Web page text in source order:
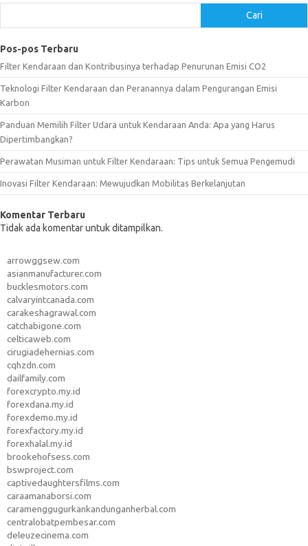
Cari
Pos-pos Terbaru
Filter Kendaraan dan Kontribusinya terhadap Penurunan Emisi CO2
Teknologi Filter Kendaraan dan Peranannya dalam Pengurangan Emisi
Karbon
Panduan Memilih Filter Udara untuk Kendaraan Anda: Apa yang Harus
Dipertimbangkan?
Perawatan Musiman untuk Filter Kendaraan: Tips untuk Semua Pengemudi
Inovasi Filter Kendaraan: Mewujudkan Mobilitas Berkelanjutan
Komentar Terbaru
Tidak ada komentar untuk ditampilkan.
arrowggsew.com
asianmanufacturer.com
bucklesmotors.com
calvaryintcanada.com
carakeshagrawal.com
catchabigone.com
celticaweb.com
cirugiadehernias.com
cqhzdn.com
dailfamily.com
forexcrypto.my.id
forexdana.my.id
forexdemo.my.id
forexfactory.my.id
forexhalal.my.id
brookehofsess.com
bswproject.com
captivedaughtersfilms.com
caraamanaborsi.com
caramenggugurkankandunganherbal.com
centralobatpembesar.com
deleuzecinema.com